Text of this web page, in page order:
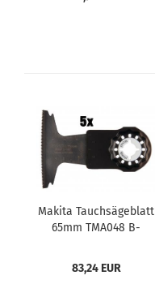
Makita Tauchsägeblatt
65mm TMA048 B-
83,24 EUR